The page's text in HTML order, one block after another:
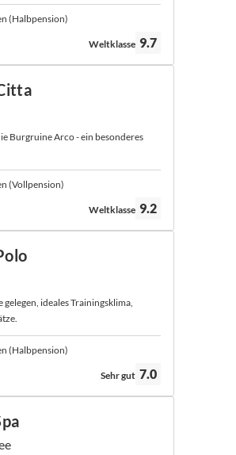
(Halbpension)
Bewertung:
Weltklasse 9.7
Burgruine Arco - ein besonderes
(Vollpension)
Bewertung:
Weltklasse 9.2
ideales Trainingsklima,
(Halbpension)
Bewertung:
Sehr gut 7.0